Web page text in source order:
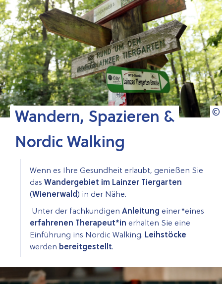
Wandern, Spazieren &
Nordic Walking
Wenn es Ihre Gesundheit erlaubt, genießen Sie
das Wandergebiet im Lainzer Tiergarten
(Wienerwald) in der Nähe.
Unter der fachkundigen Anleitung einer*eines
erfahrenen Therapeut*in erhalten Sie eine
Einführung ins Nordic Walking. Leihstöcke
werden bereitgestellt.